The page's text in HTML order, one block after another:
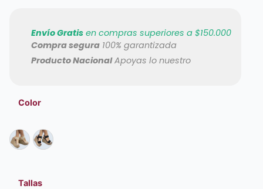
Envío Gratis en compras superiores a $150.000
Compra segura 100% garantizada
Producto NacionalApoyas lo nuestro
Color
Tallas